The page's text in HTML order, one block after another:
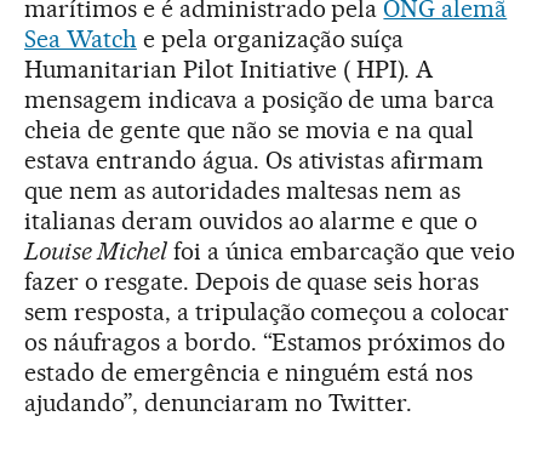
marítimos e é administrado pela ONG alemã
Sea Watch e pela organização suíça
Humanitarian Pilot Initiative ( HPI). A
mensagem indicava a posição de uma barca
cheia de gente que não se movia e na qual
estava entrando água. Os ativistas afirmam
que nem as autoridades maltesas nem as
italianas deram ouvidos ao alarme e que o
Louise Michelfoi a única embarcação que veio
fazer o resgate. Depois de quase seis horas
sem resposta, a tripulação começou a colocar
os náufragos a bordo. “Estamos próximos do
estado de emergência e ninguém está nos
ajudando”, denunciaram no Twitter.